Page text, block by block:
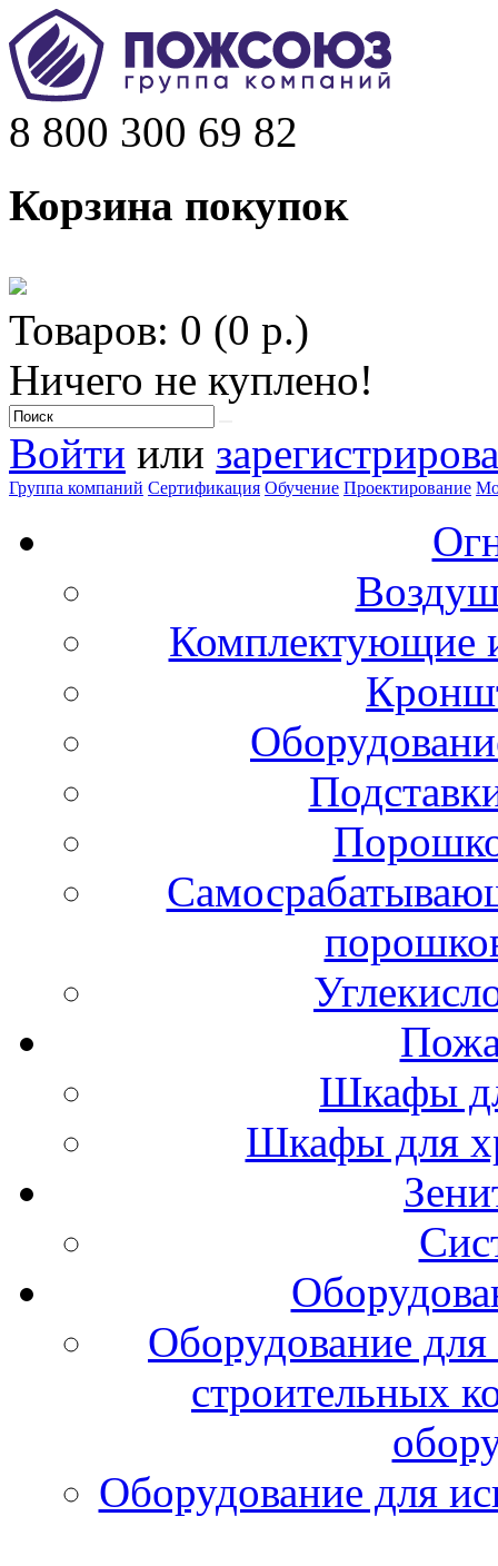
8 800 300 69 82
Корзина покупок
Товаров: 0 (0 р.)
Ничего не куплено!
Войти или
Группа компаний Сертификация Обучение Проектирование
Комплектующие
Шкафы
Шкафы для
Оборудование
строительных
Оборудование для